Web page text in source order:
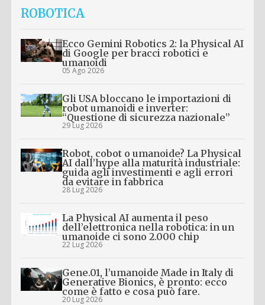
ROBOTICA
Ecco Gemini Robotics 2: la Physical AI
di Google per bracci robotici e
umanoidi
05 Ago 2026
Gli USA bloccano le importazioni di
robot umanoidi e inverter:
“Questione di sicurezza nazionale”
29 Lug 2026
Robot, cobot o umanoide? La Physical
AI dall’hype alla maturità industriale:
guida agli investimenti e agli errori
da evitare in fabbrica
28 Lug 2026
La Physical AI aumenta il peso
dell’elettronica nella robotica: in un
umanoide ci sono 2.000 chip
22 Lug 2026
Gene.01, l’umanoide Made in Italy di
Generative Bionics, è pronto: ecco
come è fatto e cosa può fare.
20 Lug 2026